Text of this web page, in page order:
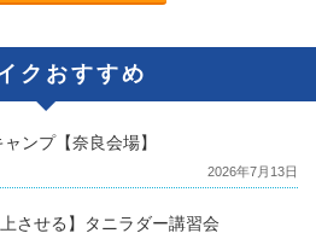
クおすすめ
ンプ【奈良会場】
2026年7月13日
させる】タニラダー講習会